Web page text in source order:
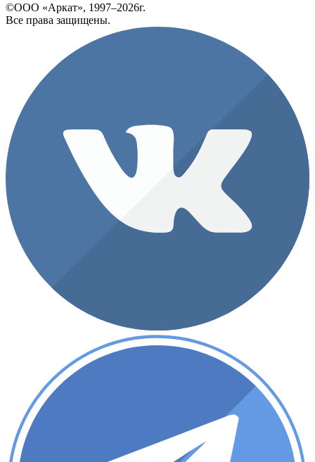
©ООО «Аркат», 1997–2026г.
Все права защищены.